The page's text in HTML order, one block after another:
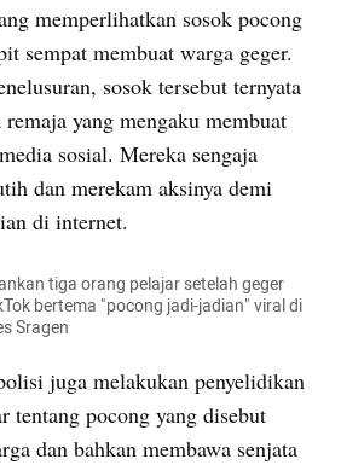
memperlihatkan sosok pocong
sempat membuat warga geger.
sosok tersebut ternyata
yang mengaku membuat
sosial. Mereka sengaja
dan merekam aksinya demi
di internet.
tiga orang pelajar setelah geger
bertema "pocong jadi-jadian" viral di
Sragen
juga melakukan penyelidikan
tentang pocong yang disebut
dan bahkan membawa senjata